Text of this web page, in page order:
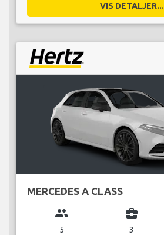
VIS DETALJER...
MERCEDES A CLASS
group
5
business_center
3